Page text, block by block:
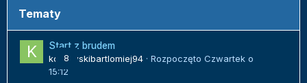
Tematy
8
Start z brudem
kozlowskibartlomiej94 · Rozpoczęto Czwartek o
15:12